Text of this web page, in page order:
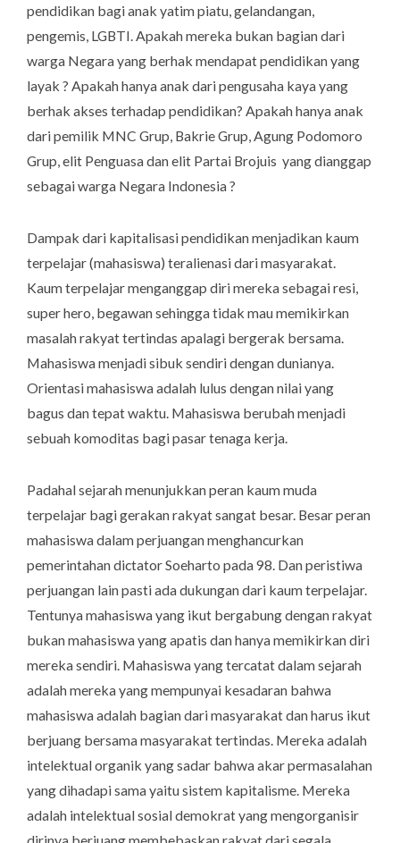
pendidikan bagi anak yatim piatu, gelandangan,
pengemis, LGBTI. Apakah mereka bukan bagian dari
warga Negara yang berhak mendapat pendidikan yang
layak ? Apakah hanya anak dari pengusaha kaya yang
berhak akses terhadap pendidikan? Apakah hanya anak
dari pemilik MNC Grup, Bakrie Grup, Agung Podomoro
Grup, elit Penguasa dan elit Partai Brojuis yang dianggap
sebagai warga Negara Indonesia ?
Dampak dari kapitalisasi pendidikan menjadikan kaum
terpelajar (mahasiswa) teralienasi dari masyarakat.
Kaum terpelajar menganggap diri mereka sebagai resi,
super hero, begawan sehingga tidak mau memikirkan
masalah rakyat tertindas apalagi bergerak bersama.
Mahasiswa menjadi sibuk sendiri dengan dunianya.
Orientasi mahasiswa adalah lulus dengan nilai yang
bagus dan tepat waktu. Mahasiswa berubah menjadi
sebuah komoditas bagi pasar tenaga kerja.
Padahal sejarah menunjukkan peran kaum muda
terpelajar bagi gerakan rakyat sangat besar. Besar peran
mahasiswa dalam perjuangan menghancurkan
pemerintahan dictator Soeharto pada 98. Dan peristiwa
perjuangan lain pasti ada dukungan dari kaum terpelajar.
Tentunya mahasiswa yang ikut bergabung dengan rakyat
bukan mahasiswa yang apatis dan hanya memikirkan diri
mereka sendiri. Mahasiswa yang tercatat dalam sejarah
adalah mereka yang mempunyai kesadaran bahwa
mahasiswa adalah bagian dari masyarakat dan harus ikut
berjuang bersama masyarakat tertindas. Mereka adalah
intelektual organik yang sadar bahwa akar permasalahan
yang dihadapi sama yaitu sistem kapitalisme. Mereka
adalah intelektual sosial demokrat yang mengorganisir